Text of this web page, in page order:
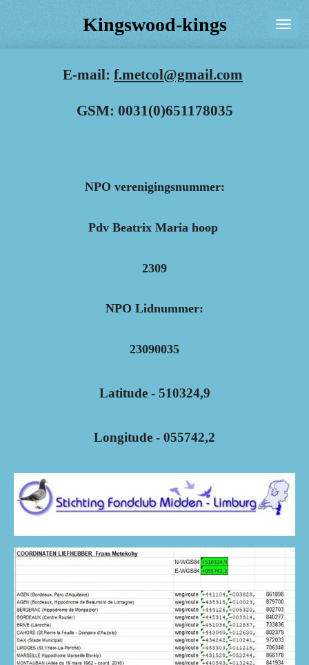
Kingswood-kings
E-mail: f.metcol@gmail.com
GSM: 0031(0)651178035
NPO verenigingsnummer:
Pdv Beatrix Maria hoop
2309
NPO Lidnummer:
23090035
Latitude - 510324,9
Longitude - 055742,2